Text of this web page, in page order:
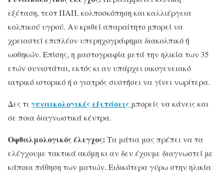
εξέταση, τεστ ΠΑΠ, κολποσκόπηση και καλλιέργεια
κολπικού υγρού. Αν κριθεί απαραίτητο μπορεί να
χρειαστεί επιπλέον υπερηχογράφημα διακολπικό ή
ωοθηκών. Επίσης, η μαστογραφία μετά την ηλικία των 35
ετών συνιστάται, εκτός κι αν υπάρχει οικογενειακό
ιατρικό ιστορικό ή ο γιατρός συστήσει να γίνει νωρίτερα.
Δες τιγυναικολογικές εξετάσεις μπορείς να κάνεις και
σε ποια διαγνωστικά κέντρα.
Οφθαλμολογικός έλεγχος: Τα μάτια μας πρέπει να τα
ελέγχουμε τακτικά ακόμη κι αν δεν έχουμε διαγνωστεί με
κάποια πάθηση των ματιών. Ειδικότερα γύρω στην ηλικία